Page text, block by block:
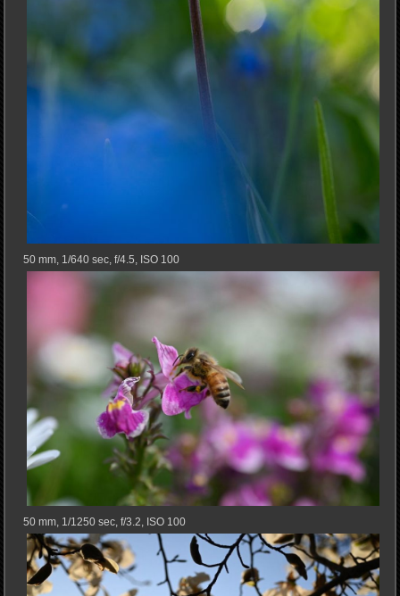
50 mm, 1/640 sec, f/4.5, ISO 100
50 mm, 1/1250 sec, f/3.2, ISO 100